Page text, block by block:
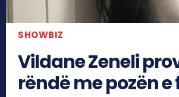
SHOWBIZ
Vildane Zeneli
rëndë me pozën